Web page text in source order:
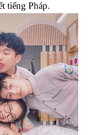
tiếng Pháp.